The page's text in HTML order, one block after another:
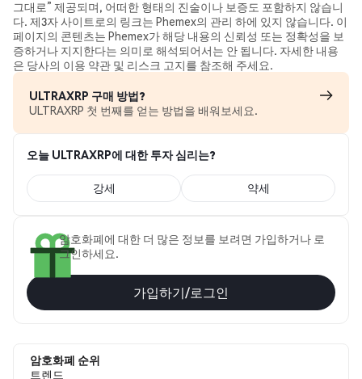
그대로” 제공되며, 어떠한 형태의 진술이나 보증도 포함하지 않습니
다. 제3자 사이트로의 링크는 Phemex의 관리 하에 있지 않습니다. 이
페이지의 콘텐츠는 Phemex가 해당 내용의 신뢰성 또는 정확성을 보
증하거나 지지한다는 의미로 해석되어서는 안 됩니다. 자세한 내용
은 당사의 이용 약관 및 리스크 고지를 참조해 주세요.
ULTRAXRP 구매 방법?
ULTRAXRP 첫 번째를 얻는 방법을 배워보세요.
오늘 ULTRAXRP에 대한 투자 심리는?
강세 약세
암호화폐에 대한 더 많은 정보를 보려면 가입하거나 로
그인하세요.
가입하기/로그인
암호화폐 순위
트렌드